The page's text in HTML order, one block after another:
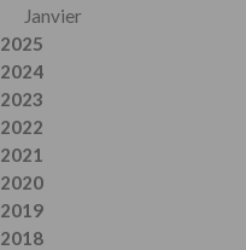
Janvier
2025
2024
2023
2022
2021
2020
2019
2018